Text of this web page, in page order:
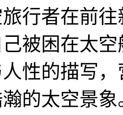
行者在前
被困在太
性的描写
的太空景